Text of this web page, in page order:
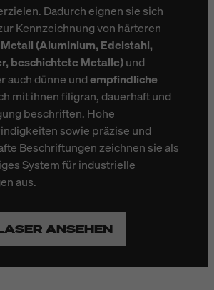
Dadurch eignen sie sich
Kennzeichnung von härteren
Metall (Aluminium, Edelstahl,
beschichtete Metalle)und
auch dünne undempfindliche
mit ihnen filigran, dauerhaft und
beschriften. Hohe
sowie präzise und
Beschriftungen zeichnen sie als
System für industrielle
aus.
ANSEHEN